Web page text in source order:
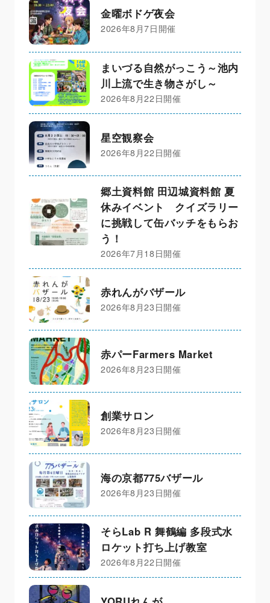
金曜ボドゲ夜会
2026年8月7日開催
まいづる自然がっこう～池内
川上流で生き物さがし～
2026年8月22日開催
星空観察会
2026年8月22日開催
郷土資料館 田辺城資料館 夏
休みイベント クイズラリー
に挑戦して缶バッチをもらお
う！
2026年7月18日開催
赤れんがバザール
2026年8月23日開催
赤パーFarmers Market
2026年8月23日開催
創業サロン
2026年8月23日開催
海の京都775バザール
2026年8月23日開催
そらLab R 舞鶴編 多段式水
ロケット打ち上げ教室
2026年8月22日開催